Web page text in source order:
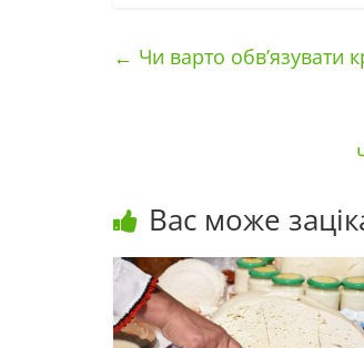
← Чи варто обв’язувати
Вас може